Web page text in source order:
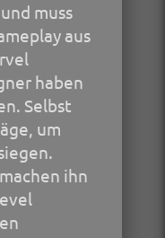
muss
aus
haben
Selbst
um
ihn